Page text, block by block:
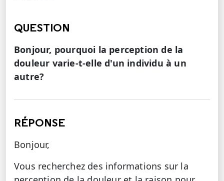
QUESTION
Bonjour, pourquoi la perception de la
douleur varie-t-elle d'un individu à un
autre?
RÉPONSE
Bonjour,
Vous recherchez des informations sur la